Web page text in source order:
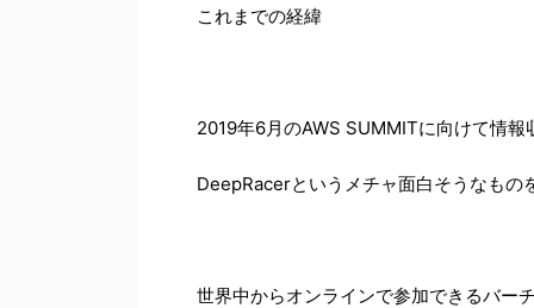
これまでの経緯
2019年6月のAWS SUMMITに向けて情報
DeepRacerというメチャ面白そうなもの
世界中からオンラインで参加できるバー